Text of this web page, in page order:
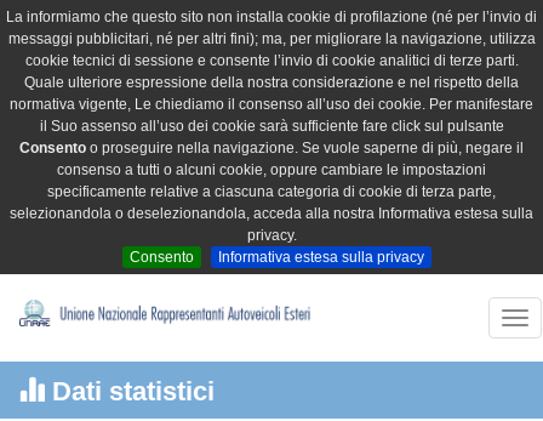
La informiamo che questo sito non installa cookie di profilazione (né per l’invio di
messaggi pubblicitari, né per altri fini); ma, per migliorare la navigazione, utilizza
cookie tecnici di sessione e consente l’invio di cookie analitici di terze parti.
Quale ulteriore espressione della nostra considerazione e nel rispetto della
normativa vigente, Le chiediamo il consenso all’uso dei cookie. Per manifestare
il Suo assenso all’uso dei cookie sarà sufficiente fare click sul pulsante
Consento o proseguire nella navigazione. Se vuole saperne di più, negare il
consenso a tutti o alcuni cookie, oppure cambiare le impostazioni
specificamente relative a ciascuna categoria di cookie di terza parte,
selezionandola o deselezionandola, acceda alla nostra Informativa estesa sulla
privacy.
Consento
Informativa estesa sulla privacy
Dati statistici